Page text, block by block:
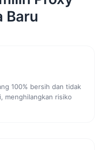
Baru
100% bersih dan tidak
menghilangkan risiko